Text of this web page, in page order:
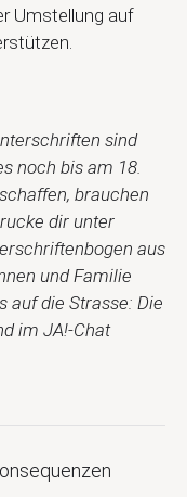
Umstellung auf
sind
noch bis am 18.
brauchen
dir unter
aus
und Familie
auf die Strasse: Die
im JA!-Chat